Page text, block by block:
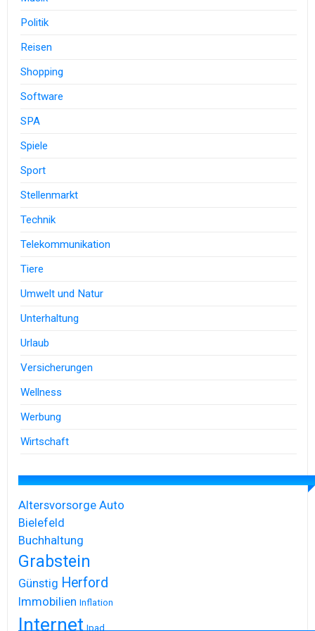
Politik
Reisen
Shopping
Software
SPA
Spiele
Sport
Stellenmarkt
Technik
Telekommunikation
Tiere
Umwelt und Natur
Unterhaltung
Urlaub
Versicherungen
Wellness
Werbung
Wirtschaft
Altersvorsorge Auto
Bielefeld
Buchhaltung
Grabstein
Günstig Herford
Immobilien Inflation
Internet Ipad